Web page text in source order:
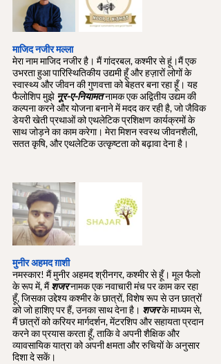
माजिद नजीर मल्ला
मेरा नाम माजिद नजीर है। मैं गांदरबल, कश्मीर से हूं।मैं एक
उभरता हुआ पारिस्थितिकीय उद्यमी हूँ और हज़ारों लोगों के
स्वास्थ्य और जीवन की गुणवत्ता को बेहतर बना रहा हूँ। यह
फैलोशिप मुझे नूर-ए-नियामतनामक एक अद्वितीय उद्यम की
कल्पना करने और योजना बनाने में मदद कर रही है, जो जैविक
डेयरी खेती प्रथाओं को एथलेटिक प्रशिक्षण कार्यक्रमों के
साथ जोड़ने का काम करेगा। मेरा मिशन स्वस्थ जीवनशैली,
सतत कृषि, और एथलेटिक उत्कृष्टता को बढ़ावा देना है।
मुनीर अहमद ग़ाशी
नमस्कार! मैं मुनीर अहमद श्रीनगर, कश्मीर से हूँ। मूल फैलो
के रूप में, मैं शजर नामक एक नवाचारी मंच पर काम कर रहा
हूँ, जिसका उद्देश्य कश्मीर के छात्रों, विशेष रूप से उन छात्रों
को जो हाशिए पर हैं, उनका साथ देना है। शजर के माध्यम से,
मैं छात्रों को करियर मार्गदर्शन, मेंटरशिप और सहायता प्रदान
करने का प्रयास करता हूँ, ताकि वे अपनी शैक्षिक और
व्यावसायिक यात्रा को अपनी क्षमता और रुचियों के अनुसार
दिशा दे सकें।